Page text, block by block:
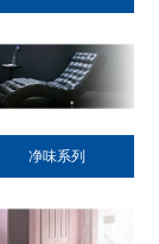
净味系列